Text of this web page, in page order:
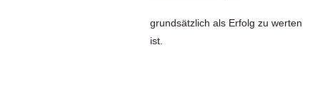
grundsätzlich als Erfolg zu werten
ist.